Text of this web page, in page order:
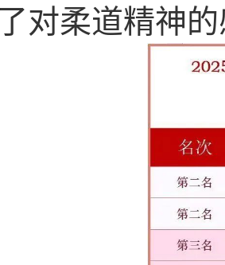
对柔道精神